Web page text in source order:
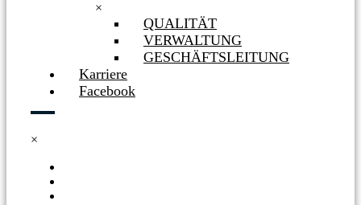
×
QUALITÄT
VERWALTUNG
GESCHÄFTSLEITUNG
Karriere
Facebook
×